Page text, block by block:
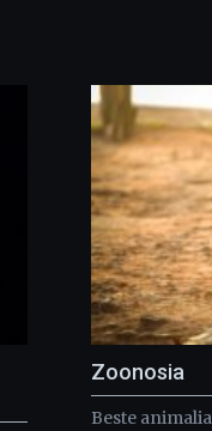
Zoonosia
Beste